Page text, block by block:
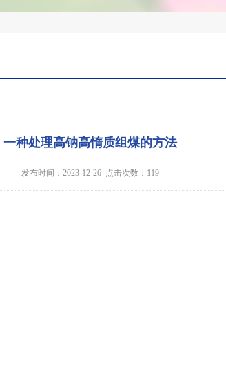
一种处理高钠高惰质组煤的方法
发布时间：2023-12-26 点击次数： 119